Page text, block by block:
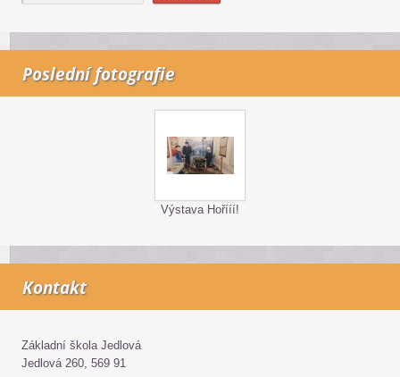
Poslední fotografie
Výstava Hořííí!
Kontakt
Základní škola Jedlová
Jedlová 260, 569 91